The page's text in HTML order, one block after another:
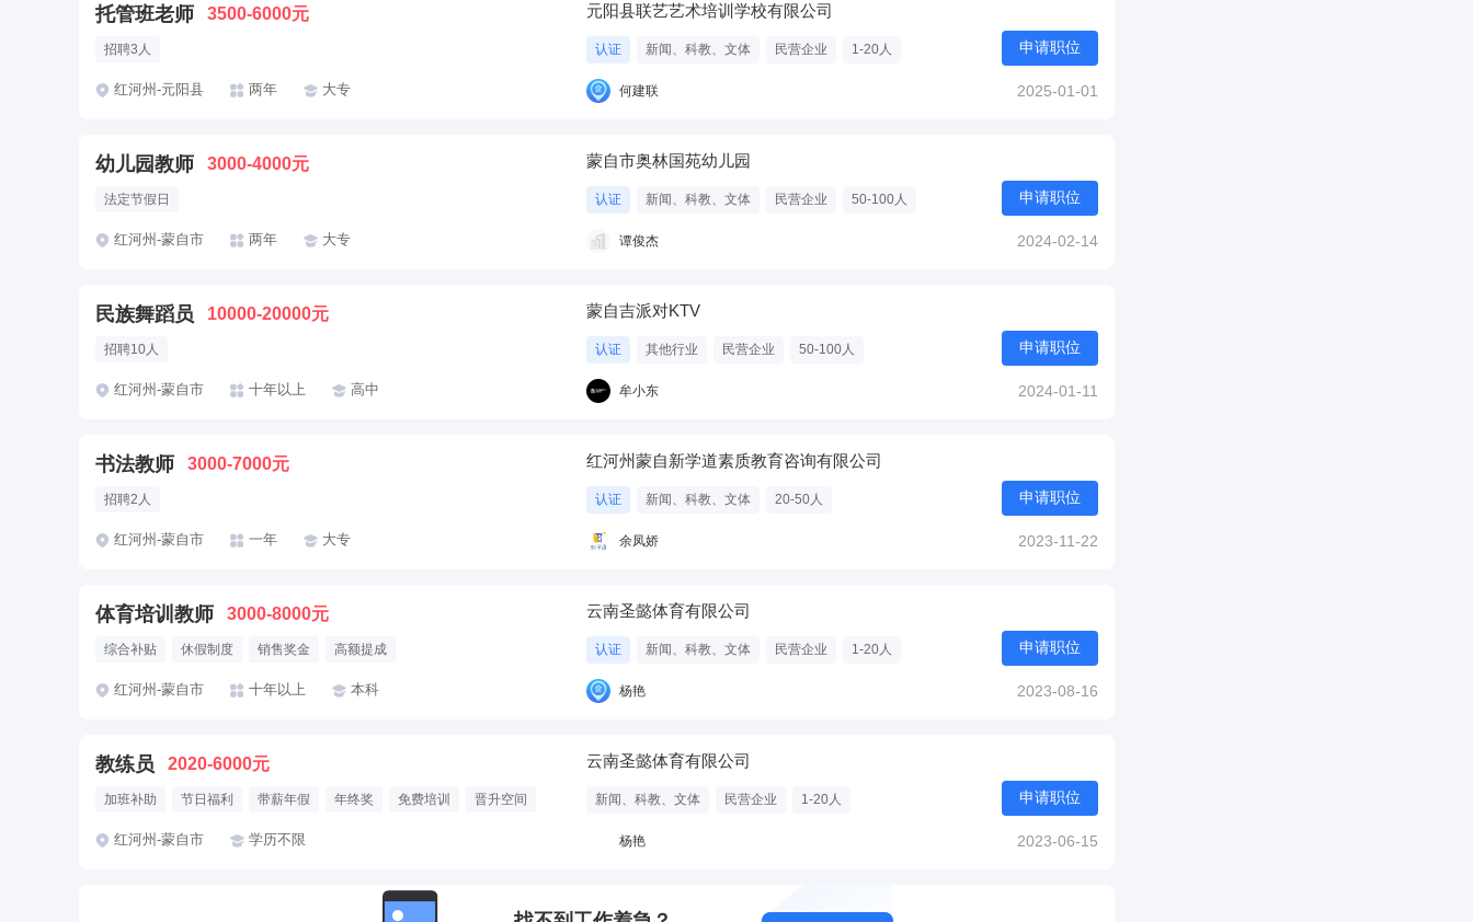
托管班老师 3500-6000元
招聘3人
红河州-元阳县 两年 大专
元阳县联艺艺术培训学校有限公司
认证 新闻、科教、文体 民营企业 1-20人 申请职位
何建联 2025-01-01
幼儿园教师 3000-4000元
法定节假日
红河州-蒙自市 两年 大专
蒙自市奥林国苑幼儿园
认证 新闻、科教、文体 民营企业 50-100人 申请职位
谭俊杰 2024-02-14
民族舞蹈员 10000-20000元
招聘10人
红河州-蒙自市 十年以上 高中
蒙自吉派对KTV
认证 其他行业 民营企业 50-100人 申请职位
牟小东 2024-01-11
书法教师 3000-7000元
招聘2人
红河州-蒙自市 一年 大专
红河州蒙自新学道素质教育咨询有限公司
认证 新闻、科教、文体 20-50人 申请职位
余凤娇 2023-11-22
体育培训教师 3000-8000元
综合补贴 休假制度 销售奖金 高额提成
红河州-蒙自市 十年以上 本科
云南圣懿体育有限公司
认证 新闻、科教、文体 民营企业 1-20人 申请职位
杨艳 2023-08-16
教练员 2020-6000元
加班补助 节日福利 带薪年假 年终奖 免费培训 晋升空间
年度旅游 定期体检
红河州-蒙自市 学历不限
云南圣懿体育有限公司
新闻、科教、文体 民营企业 1-20人 申请职位
杨艳 2023-06-15